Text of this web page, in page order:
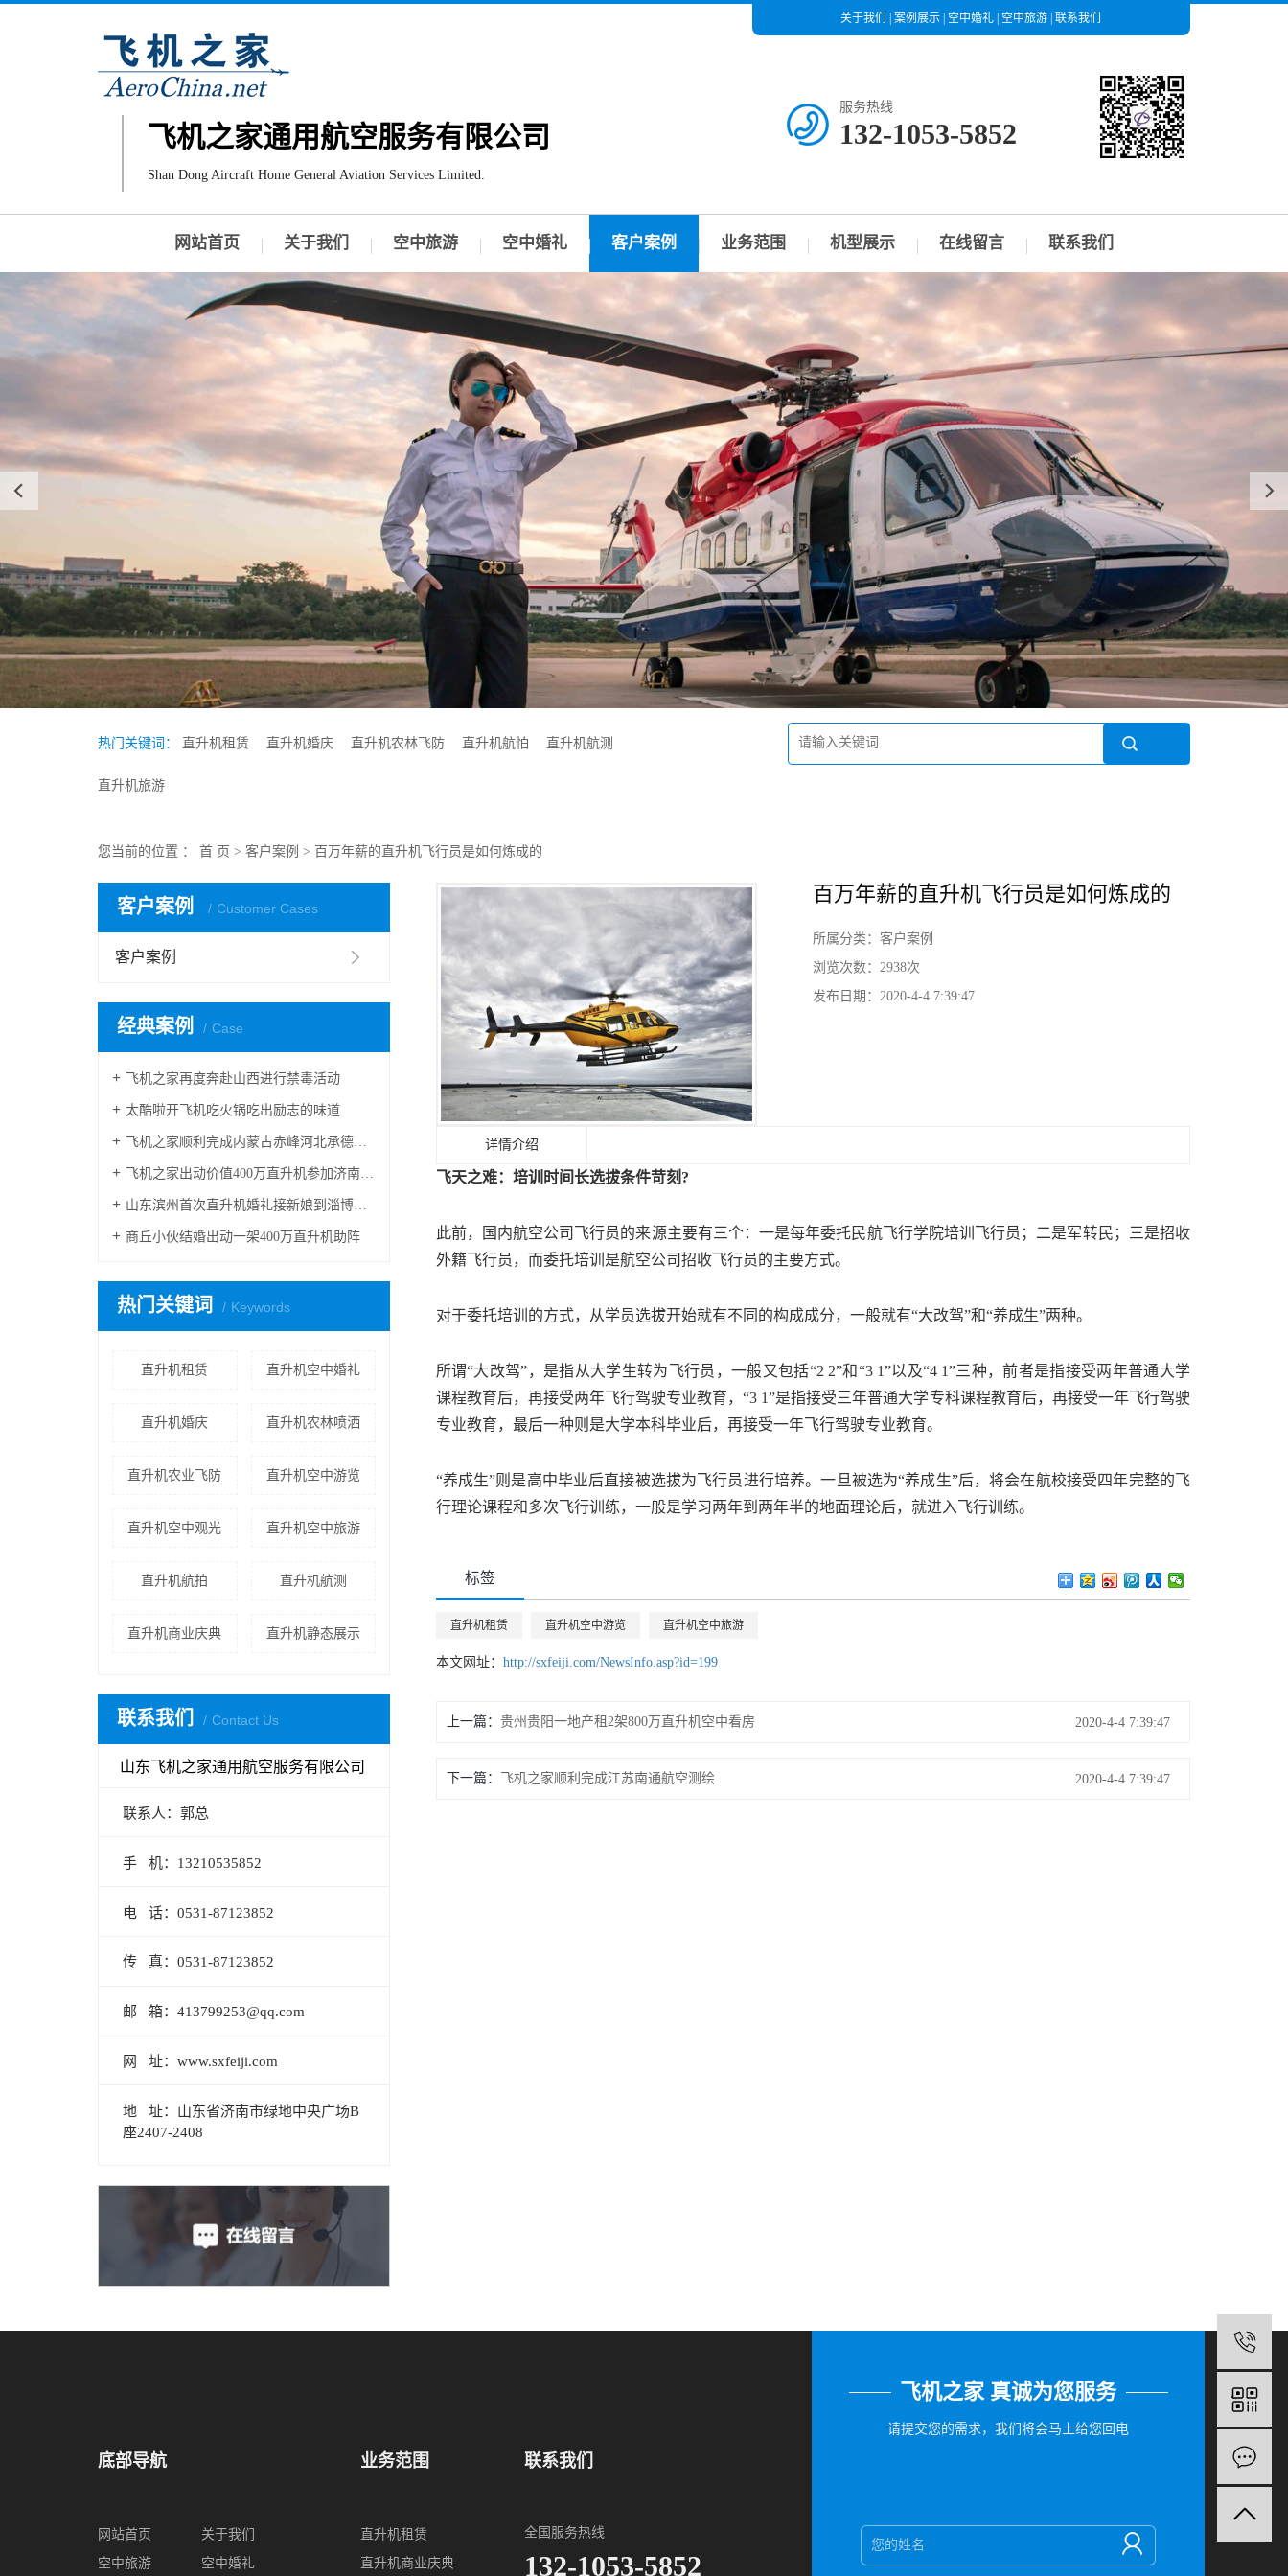
飞机之家通用航空服务有限公司
Shan Dong Aircraft Home General Aviation Services Limited.
关于我们 |案例展示 空中婚礼 空中旅游 |联系我们
服务热线
132-1053-5852
网站首页 关于我们 空中旅游 空中婚礼 客户案例 业务范围 机型展示 在线留言 联系我们
热门关键词： 直升机租赁 直升机婚庆 直升机农林飞防 直升机航怕 直升机航测
直升机旅游
您当前的位置 ： 首 页 > 客户案例 > 百万年薪的直升机飞行员是如何炼成的
客户案例 Customer Cases
客户案例
经典案例 Case
飞机之家再度奔赴山西进行禁毒活动
太酷啦开飞机吃火锅吃出励志的味道
飞机之家顺利完成内蒙古赤峰河北承德航空测绘
飞机之家出动价值400万直升机参加济南静展
山东滨州首次直升机婚礼接新娘到淄博中式直升机婚礼亮相
商丘小伙结婚出动一架400万直升机助阵
热门关键词 Keywords
直升机租赁 直升机空中婚礼
直升机婚庆 直升机农林喷洒
直升机农业飞防 直升机空中游览
直升机空中观光 直升机空中旅游
直升机航拍 直升机航测
直升机商业庆典 直升机静态展示
联系我们 Contact Us
山东飞机之家通用航空服务有限公司
联系人：郭总
手 机：13210535852
电 话：0531-87123852
传 真：0531-87123852
邮 箱：413799253@qq.com
网 址：www.sxfeiji.com
地 址：山东省济南市绿地中央广场B
座2407-2408
百万年薪的直升机飞行员是如何炼成的
所属分类：客户案例
浏览次数：2938次
发布日期：2020-4-4 7:39:47
详情介绍
飞天之难：培训时间长选拔条件苛刻?
此前，国内航空公司飞行员的来源主要有三个：一是每年委托民航飞行学院培训飞行员；二是军转民；三是招收
外籍飞行员，而委托培训是航空公司招收飞行员的主要方式。
对于委托培训的方式，从学员选拔开始就有不同的构成成分，一般就有“大改驾”和“养成生”两种。
所谓“大改驾”，是指从大学生转为飞行员，一般又包括“2 2”和“3 1”以及“4 1”三种，前者是指接受两年普通大学
课程教育后，再接受两年飞行驾驶专业教育，“3 1”是指接受三年普通大学专科课程教育后，再接受一年飞行驾驶
专业教育，最后一种则是大学本科毕业后，再接受一年飞行驾驶专业教育。
“养成生”则是高中毕业后直接被选拔为飞行员进行培养。一旦被选为“养成生”后，将会在航校接受四年完整的飞
行理论课程和多次飞行训练，一般是学习两年到两年半的地面理论后，就进入飞行训练。
标签
直升机租赁 直升机空中游览 直升机空中旅游
本文网址： http://sxfeiji.com/NewsInfo.asp?id=199
上一篇： 贵州贵阳一地产租2架800万直升机空中看房 2020-4-4 7:39:47
下一篇： 飞机之家顺利完成江苏南通航空测绘 2020-4-4 7:39:47
底部导航
网站首页
关于我们
空中旅游
空中婚礼
业务范围
直升机租赁
直升机商业庆典
联系我们
全国服务热线
132-1053-5852
飞机之家 真诚为您服务
请提交您的需求，我们将会马上给您回电